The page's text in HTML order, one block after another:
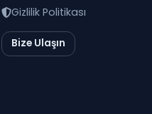
Gizlilik Politikası
Bize Ulaşın